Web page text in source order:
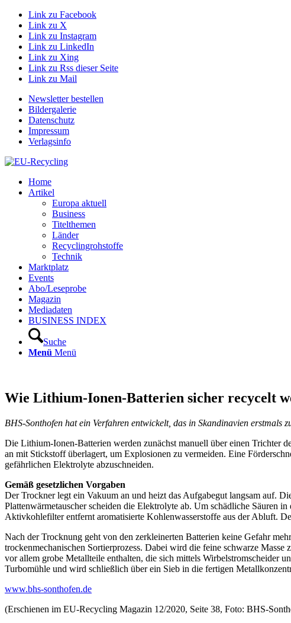
Link zu Facebook
Link zu X
Link zu Instagram
Link zu LinkedIn
Link zu Xing
Link zu Rss dieser Seite
Link zu Mail
Newsletter bestellen
Bildergalerie
Datenschutz
Impressum
Verlagsinfo
Home
Artikel
Europa aktuell
Business
Titelthemen
Länder
Recyclingrohstoffe
Technik
Marktplatz
Events
Abo/Leseprobe
Magazin
Mediadaten
BUSINESS INDEX
Suche
Menü Menü
Wie Lithium-Ionen-Batterien sicher recycelt
BHS-Sonthofen hat ein Verfahren entwickelt, das in Skandinavien
Die Lithium-Ionen-Batterien werden zunächst manuell über einen Trichter
an mit Stickstoff überlagert, um Explosionen zu vermeiden. Eine
gefährlichen Elektrolyte abzuschneiden.
Gemäß gesetzlichen Vorgaben
Der Trockner legt ein Vakuum an und heizt das Aufgabegut langsam auf.
Plattenwärmetauscher scheiden die Elektrolyte ab. Um schädliche Säuren
Aktivkohlefilter entfernt aromatisierte Kohlenwasserstoffe aus der Abluft.
Nach der Trocknung geht von den zerkleinerten Batterien keine Gefahr
trockenmechanischen Sortierprozess. Dabei wird die feine schwarze
vor allem grobe Metallteile enthalten, die sich mittels Wirbelstromscheider
Turbomühle und wird schließlich über ein Sieb in die fertigen
www.bhs-sonthofen.de
(Erschienen im EU-Recycling Magazin 12/2020, Seite 38, Foto: BHS-